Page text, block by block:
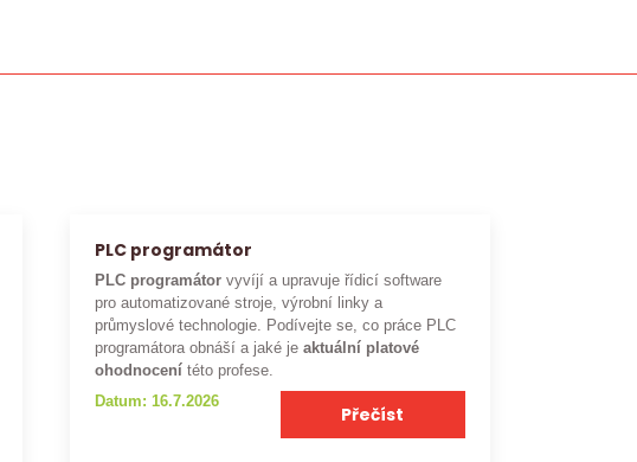
PLC programátor
PLC programátor vyvíjí a upravuje řídicí software
pro automatizované stroje, výrobní linky a
průmyslové technologie. Podívejte se, co práce PLC
programátora obnáší a jaké je aktuální platové
ohodnocení této profese.
Datum: 16.7.2026
Přečíst